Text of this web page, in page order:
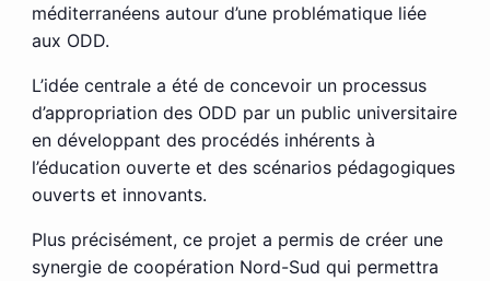
méditerranéens autour d’une problématique liée
aux ODD.
L’idée centrale a été de concevoir un processus
d’appropriation des ODD par un public universitaire
en développant des procédés inhérents à
l’éducation ouverte et des scénarios pédagogiques
ouverts et innovants.
Plus précisément, ce projet a permis de créer une
synergie de coopération Nord-Sud qui permettra